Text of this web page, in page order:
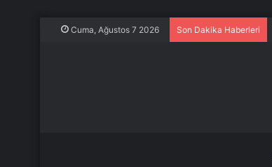
Cuma, Ağustos 7 2026 Son Dakika Haberleri